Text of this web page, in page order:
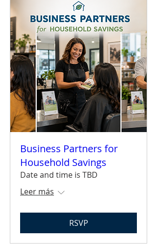
Business Partners for
Household Savings
Date and time is TBD
Leer más
RSVP